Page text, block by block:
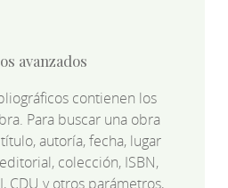
avanzados
contienen los
Para buscar una obra
autoría, fecha, lugar
colección, ISBN,
CDU y otros parámetros,